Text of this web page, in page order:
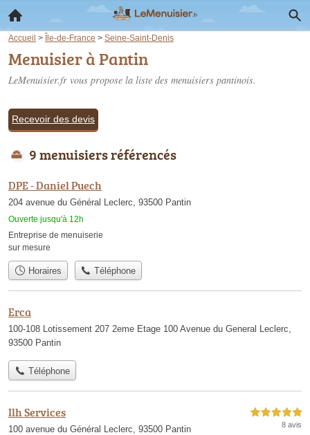
Accueil > Île-de-France > Seine-Saint-Denis
Menuisier à Pantin
LeMenuisier.fr vous propose la liste des menuisiers pantinois.
Recevoir des devis
9 menuisiers référencés
DPE - Daniel Puech
204 avenue du Général Leclerc, 93500 Pantin
Ouverte jusqu'à 12h
Entreprise de menuiserie
sur mesure
Horaires Téléphone
Erca
100-108 Lotissement 207 2eme Etage 100 Avenue du General Leclerc,
93500 Pantin
Téléphone
Ilh Services
100 avenue du Général Leclerc, 93500 Pantin
5,0 étoiles sur 5
8 avis